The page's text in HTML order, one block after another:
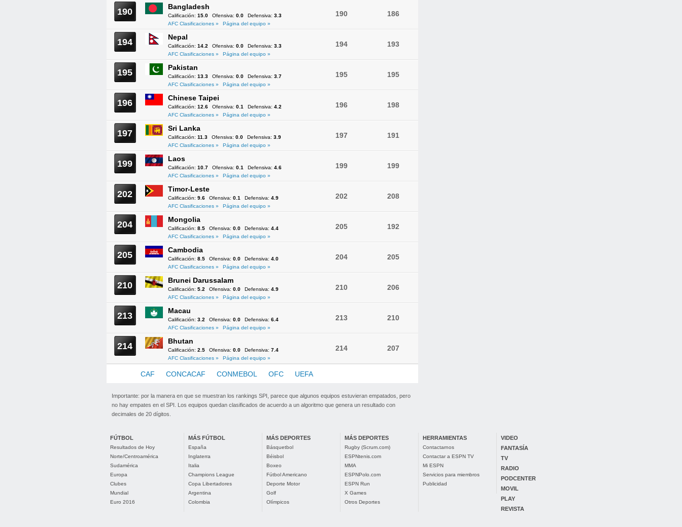
190 Bangladesh
Calificación: 15.0 Ofensiva: 0.0 Defensiva: 3.3
AFC Clasificaciones »
Página del equipo »
190 186
194 Nepal
Calificación: 14.2 Ofensiva: 0.0 Defensiva: 3.3
AFC Clasificaciones »
Página del equipo »
194 193
195 Pakistan
Calificación: 13.3 Ofensiva: 0.0 Defensiva: 3.7
AFC Clasificaciones »
Página del equipo »
195 195
196 Chinese Taipei
Calificación: 12.6 Ofensiva: 0.1 Defensiva: 4.2
AFC Clasificaciones »
Página del equipo »
196 198
197 Sri Lanka
Calificación: 11.3 Ofensiva: 0.0 Defensiva: 3.9
AFC Clasificaciones »
Página del equipo »
197 191
199 Laos
Calificación: 10.7 Ofensiva: 0.1 Defensiva: 4.6
AFC Clasificaciones »
Página del equipo »
199 199
202 Timor-Leste
Calificación: 9.6 Ofensiva: 0.1 Defensiva: 4.9
AFC Clasificaciones »
Página del equipo »
202 208
204 Mongolia
Calificación: 8.5 Ofensiva: 0.0 Defensiva: 4.4
AFC Clasificaciones »
Página del equipo »
205 192
205 Cambodia
Calificación: 8.5 Ofensiva: 0.0 Defensiva: 4.0
AFC Clasificaciones »
Página del equipo »
204 205
210 Brunei Darussalam
Calificación: 5.2 Ofensiva: 0.0 Defensiva: 4.9
AFC Clasificaciones »
Página del equipo »
210 206
213 Macau
Calificación: 3.2 Ofensiva: 0.0 Defensiva: 6.4
AFC Clasificaciones »
Página del equipo »
213 210
214 Bhutan
Calificación: 2.5 Ofensiva: 0.0 Defensiva: 7.4
AFC Clasificaciones »
Página del equipo »
214 207
CAF CONCACAF CONMEBOL OFC UEFA
Importante: por la manera en que se muestran los rankings SPI, parece que algunos equipos estuvieran empatados, pero
no hay empates en el SPI. Los equipos quedan clasificados de acuerdo a un algoritmo que genera un resultado con
decimales de 20 dígitos.
FÚTBOL
Resultados de Hoy
Norte/Centroamérica
Sudamérica
Europa
Clubes
Mundial
Euro 2016
MÁS FÚTBOL
España
Inglaterra
Italia
Champions League
Copa Libertadores
Argentina
Colombia
MÁS DEPORTES
Básquetbol
Béisbol
Boxeo
Fútbol Americano
Deporte Motor
Golf
Olímpicos
MÁS DEPORTES
Rugby (Scrum.com)
ESPNtenis.com
MMA
ESPNPolo.com
ESPN Run
X Games
Otros Deportes
HERRAMIENTAS
Contactarnos
Contactar a ESPN TV
Mi ESPN
Servicios para miembros
Publicidad
VIDEO
FANTASÍA
TV
RADIO
PODCENTER
MOVIL
PLAY
REVISTA